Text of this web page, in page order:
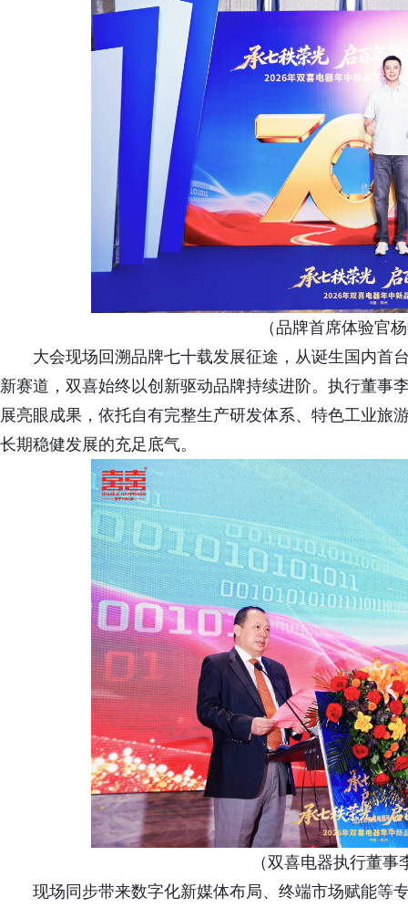
（品牌首席体验官
大会现场回溯品牌七十载发展征途，从诞生国内首
新赛道，双喜始终以创新驱动品牌持续进阶。执行董事
展亮眼成果，依托自有完整生产研发体系、特色工业旅
长期稳健发展的充足底气。
（双喜电器执行董
现场同步带来数字化新媒体布局、终端市场赋能等